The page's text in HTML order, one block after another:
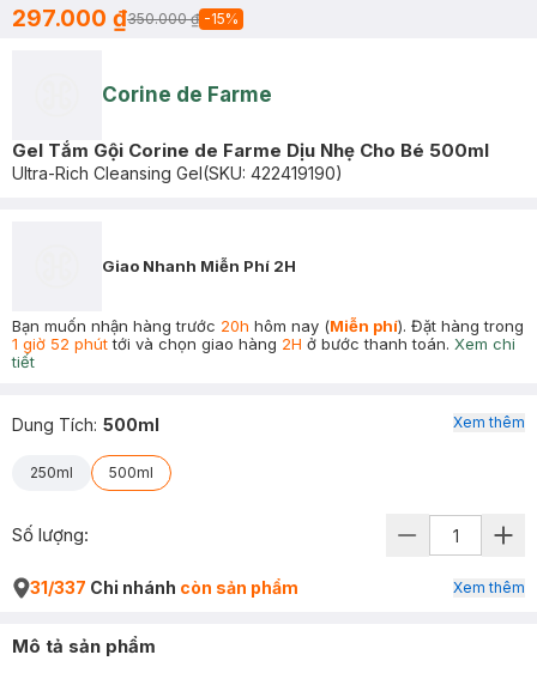
297.000 ₫350.000 ₫ -15%
Corine de Farme
Gel Tắm Gội Corine de Farme Dịu Nhẹ Cho Bé 500ml
Ultra-Rich Cleansing Gel(SKU: 422419190)
Giao Nhanh Miễn Phí 2H
Bạn muốn nhận hàng trước 20h hôm nay (Miễn phí). Đặt hàng trong
1 giờ 52 phúttới và chọn giao hàng 2H ở bước thanh toán. Xem chi
tiết
Dung Tích: 500ml
250ml 500ml
Xem thêm
Số lượng:
31/337 Chi nhánh còn sản phẩm Xem thêm
Mô tả sản phẩm